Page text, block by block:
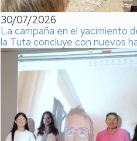
30/07/2026
La campaña en el yacimiento
la Tuta concluye con nuevos